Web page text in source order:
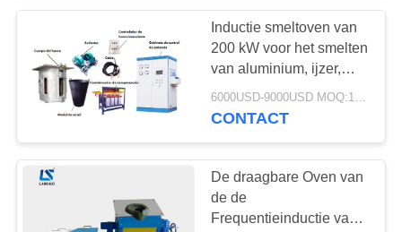
gesloten lijn
koeltoren
21
Inductie smeltoven van
200 kW voor het smelten
van aluminium, ijzer,
staal, goud, zilver,
roestvrij staal, silicon
6000USD-9000USD MOQ:1 set
CONTACT
De draagbare Oven van
de de
Frequentieinductie van